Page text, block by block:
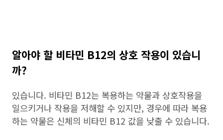
알아야 할 비타민 B12의 상호 작용이 있습니
까?
있습니다. 비타민 B12는 복용하는 약물과 상호작용을
일으키거나 작용을 저해할 수 있지만, 경우에 따라 복용
하는 약물은 신체의 비타민 B12 값을 낮출 수 있습니다.